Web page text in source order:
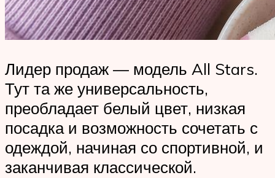
Лидер продаж — модель All Stars.
Тут та же универсальность,
преобладает белый цвет, низкая
посадка и возможность сочетать с
одеждой, начиная со спортивной, и
заканчивая классической.